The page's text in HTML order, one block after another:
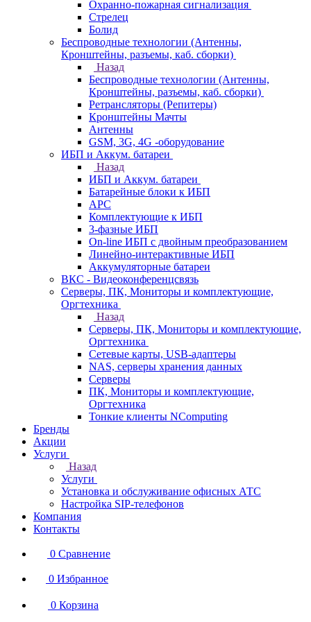
Охранно-пожарная сигнализация
Стрелец
Болид
Беспроводные технологии (Антенны,
Кронштейны, разъемы, каб. сборки)
Назад
Беспроводные технологии (Антенны,
Кронштейны, разъемы, каб. сборки)
Ретрансляторы (Репитеры)
Кронштейны Мачты
Антенны
GSM, 3G, 4G -оборудование
ИБП и Аккум. батареи
Назад
ИБП и Аккум. батареи
Батарейные блоки к ИБП
APC
Комплектующие к ИБП
3-фазные ИБП
On-line ИБП с двойным преобразованием
Линейно-интерактивные ИБП
Аккумуляторные батареи
ВКС - Видеоконференцсвязь
Серверы, ПК, Мониторы и комплектующие,
Оргтехника
Назад
Серверы, ПК, Мониторы и комплектующие,
Оргтехника
Сетевые карты, USB-адаптеры
NAS, серверы хранения данных
Серверы
ПК, Мониторы и комплектующие,
Оргтехника
Тонкие клиенты NComputing
Бренды
Акции
Услуги
Назад
Услуги
Установка и обслуживание офисных АТС
Настройка SIP-телефонов
Компания
Контакты
0 Сравнение
0 Избранное
0 Корзина